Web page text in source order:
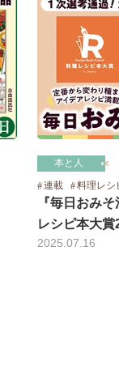
本と人
連載
料理レシ
『毎日おみ
レシピ本大
2025.07.16